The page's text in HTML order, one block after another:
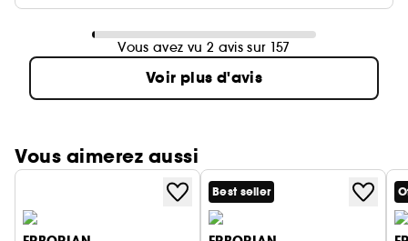
Vous avez vu 2 avis sur 157
Voir plus d'avis
Vous aimerez aussi
Best seller